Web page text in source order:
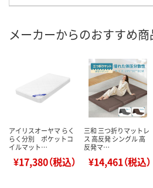
メーカーからのおすすめ商
アイリスオーヤマ らく
らく分別 ポケットコ
イルマット…
¥17,380（税込）
三和 三つ折りマットレ
ス 高反発 シングル 高
反発マ…
¥14,461（税込）